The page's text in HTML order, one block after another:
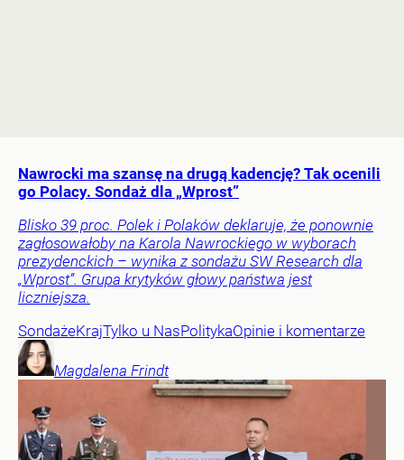
Nawrocki ma szansę na drugą kadencję? Tak ocenili
go Polacy. Sondaż dla „Wprost”
Blisko 39 proc. Polek i Polaków deklaruje, że ponownie
zagłosowałoby na Karola Nawrockiego w wyborach
prezydenckich – wynika z sondażu SW Research dla
„Wprost”. Grupa krytyków głowy państwa jest
liczniejsza.
SondażeKrajTylko u NasPolitykaOpinie i komentarze
Magdalena Frindt